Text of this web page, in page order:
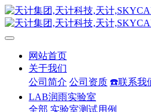
网站首页
关于我们
公司简介 公司资质 ☎️联系我
LAB润雨实验室
全部 实验室测试用例